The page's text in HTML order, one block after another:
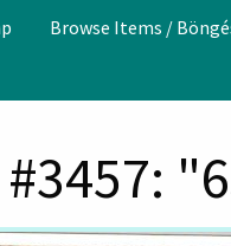
Browse Items /
#3457: